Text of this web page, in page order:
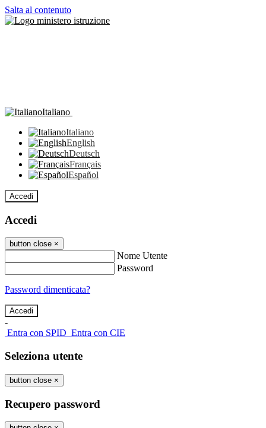
Salta al contenuto
Italiano
Italiano
English
Deutsch
Français
Español
Accedi
Accedi
button close ×
Nome Utente
Password
Password dimenticata?
-
Entra con SPID Entra con CIE
Seleziona utente
button close ×
Recupero password